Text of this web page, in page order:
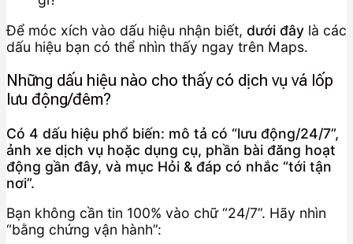
Để móc xích vào dấu hiệu nhận biết, dưới đây là các
dấu hiệu bạn có thể nhìn thấy ngay trên Maps.
Những dấu hiệu nào cho thấy có dịch vụ vá lốp
lưu động/đêm?
Có 4 dấu hiệu phổ biến: mô tả có “lưu động/24/7”,
ảnh xe dịch vụ hoặc dụng cụ, phần bài đăng hoạt
động gần đây, và mục Hỏi & đáp có nhắc “tới tận
nơi”.
Bạn không cần tin 100% vào chữ “24/7”. Hãy nhìn
“bằng chứng vận hành”: